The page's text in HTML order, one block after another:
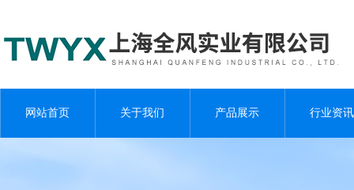
网站首页 关于我们 产品展示 行业资讯